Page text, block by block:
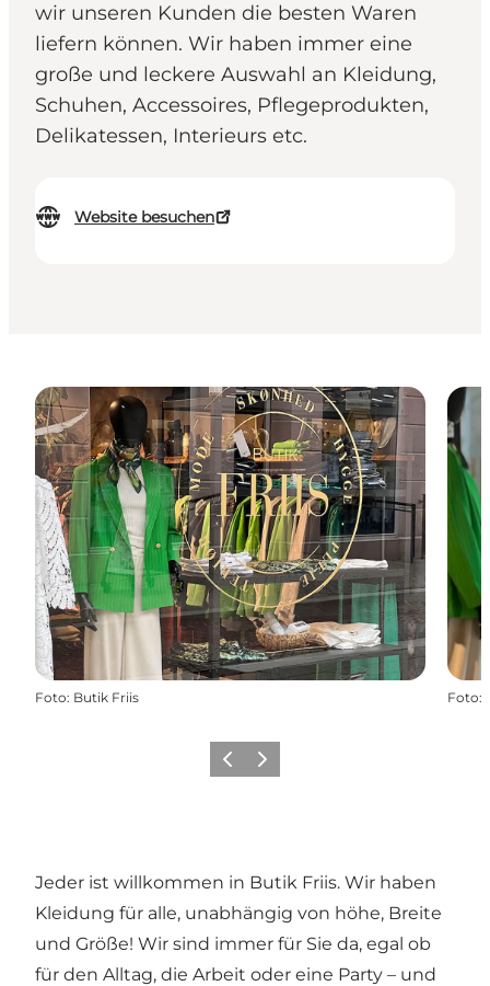
wir unseren Kunden die besten Waren
liefern können. Wir haben immer eine
große und leckere Auswahl an Kleidung,
Schuhen, Accessoires, Pflegeprodukten,
Delikatessen, Interieurs etc.
Website besuchen
Foto: Butik Friis Foto:
ZurückWeiter
Jeder ist willkommen in Butik Friis. Wir haben
Kleidung für alle, unabhängig von höhe, Breite
und Größe! Wir sind immer für Sie da, egal ob
für den Alltag, die Arbeit oder eine Party – und